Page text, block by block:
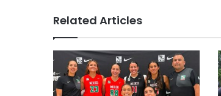
Related Articles